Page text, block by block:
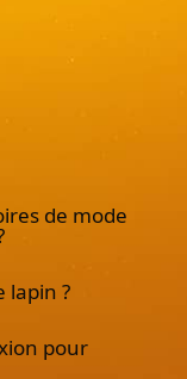
de mode
lapin ?
pour